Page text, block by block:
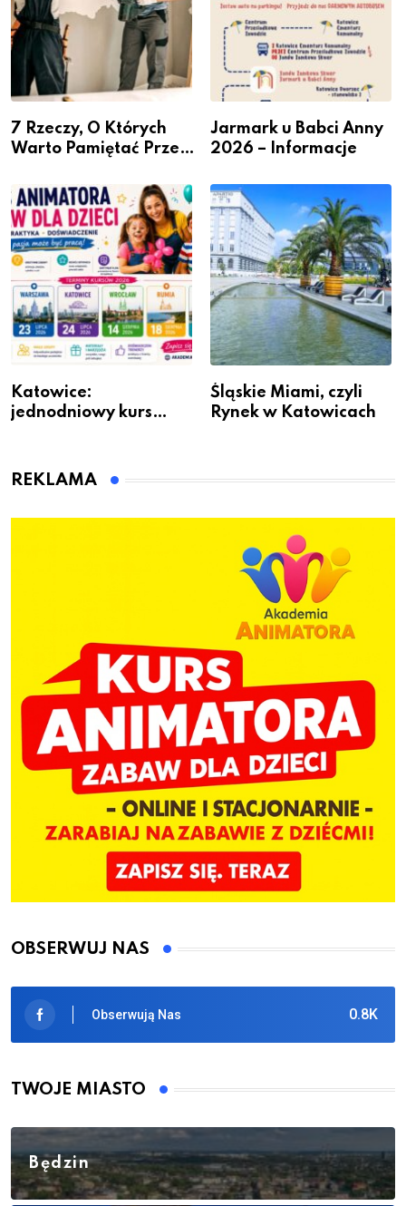
7 Rzeczy, O Których
Warto Pamiętać Przed
Jarmark u Babci Anny
2026 – Informacje
Katowice:
jednodniowy kurs
dzieci
Śląskie Miami, czyli
Rynek w Katowicach
REKLAMA
OBSERWUJ NAS
0.8K
Obserwują Nas
TWOJE MIASTO
Będzin